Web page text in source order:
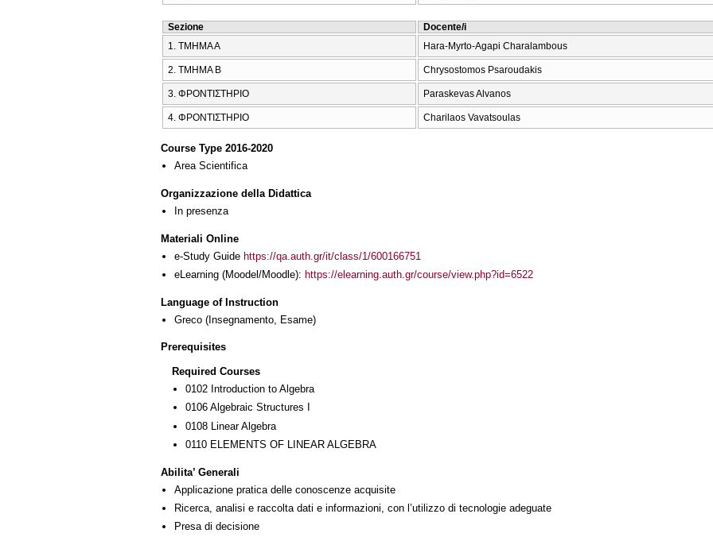
Sezione
Docente/i
1. ΤΜΗΜΑ Α
Hara-Myrto-Agapi Charalambous
2. ΤΜΗΜΑ Β Chrysostomos Psaroudakis
3. ΦΡΟΝΤΙΣΤΗΡΙΟ Paraskevas Alvanos
4. ΦΡΟΝΤΙΣΤΗΡΙΟ Charilaos Vavatsoulas
Course Type 2016-2020
Area Scientifica
Organizzazione della Didattica
In presenza
Materiali Online
e-Study Guide https://qa.auth.gr/it/class/1/600166751
eLearning (Moodel/Moodle): https://elearning.auth.gr/course/view.php?id=6522
Language of Instruction
Greco (Insegnamento, Esame)
Prerequisites
Required Courses
0102 Introduction to Algebra
0106 Algebraic Structures I
0108 Linear Algebra
0110 ELEMENTS OF LINEAR ALGEBRA
Abilita’ Generali
Applicazione pratica delle conoscenze acquisite
Ricerca, analisi e raccolta dati e informazioni, con l’utilizzo di tecnologie adeguate
Presa di decisione